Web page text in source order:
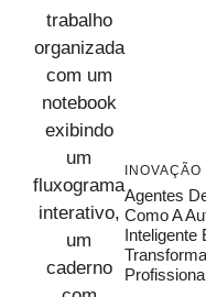
Agentes
Como A
Inteligente